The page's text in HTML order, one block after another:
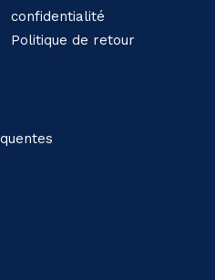
confidentialité
Politique de retour